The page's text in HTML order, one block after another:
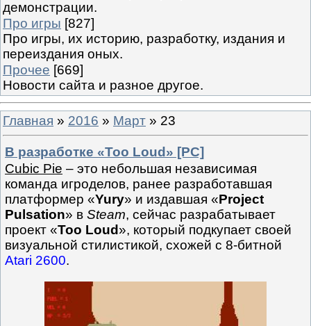
демонстрации.
Про игры [827]
Про игры, их историю, разработку, издания и
переиздания оных.
Прочее [669]
Новости сайта и разное другое.
Главная » 2016 » Март » 23
В разработке «Too Loud» [PC]
Cubic Pie – это небольшая независимая
команда игроделов, ранее разработавшая
платформер «Yury» и издавшая «Project
Pulsation» в Steam, сейчас разрабатывает
проект «Too Loud», который подкупает своей
визуальной стилистикой, схожей с 8-битной
Atari 2600.